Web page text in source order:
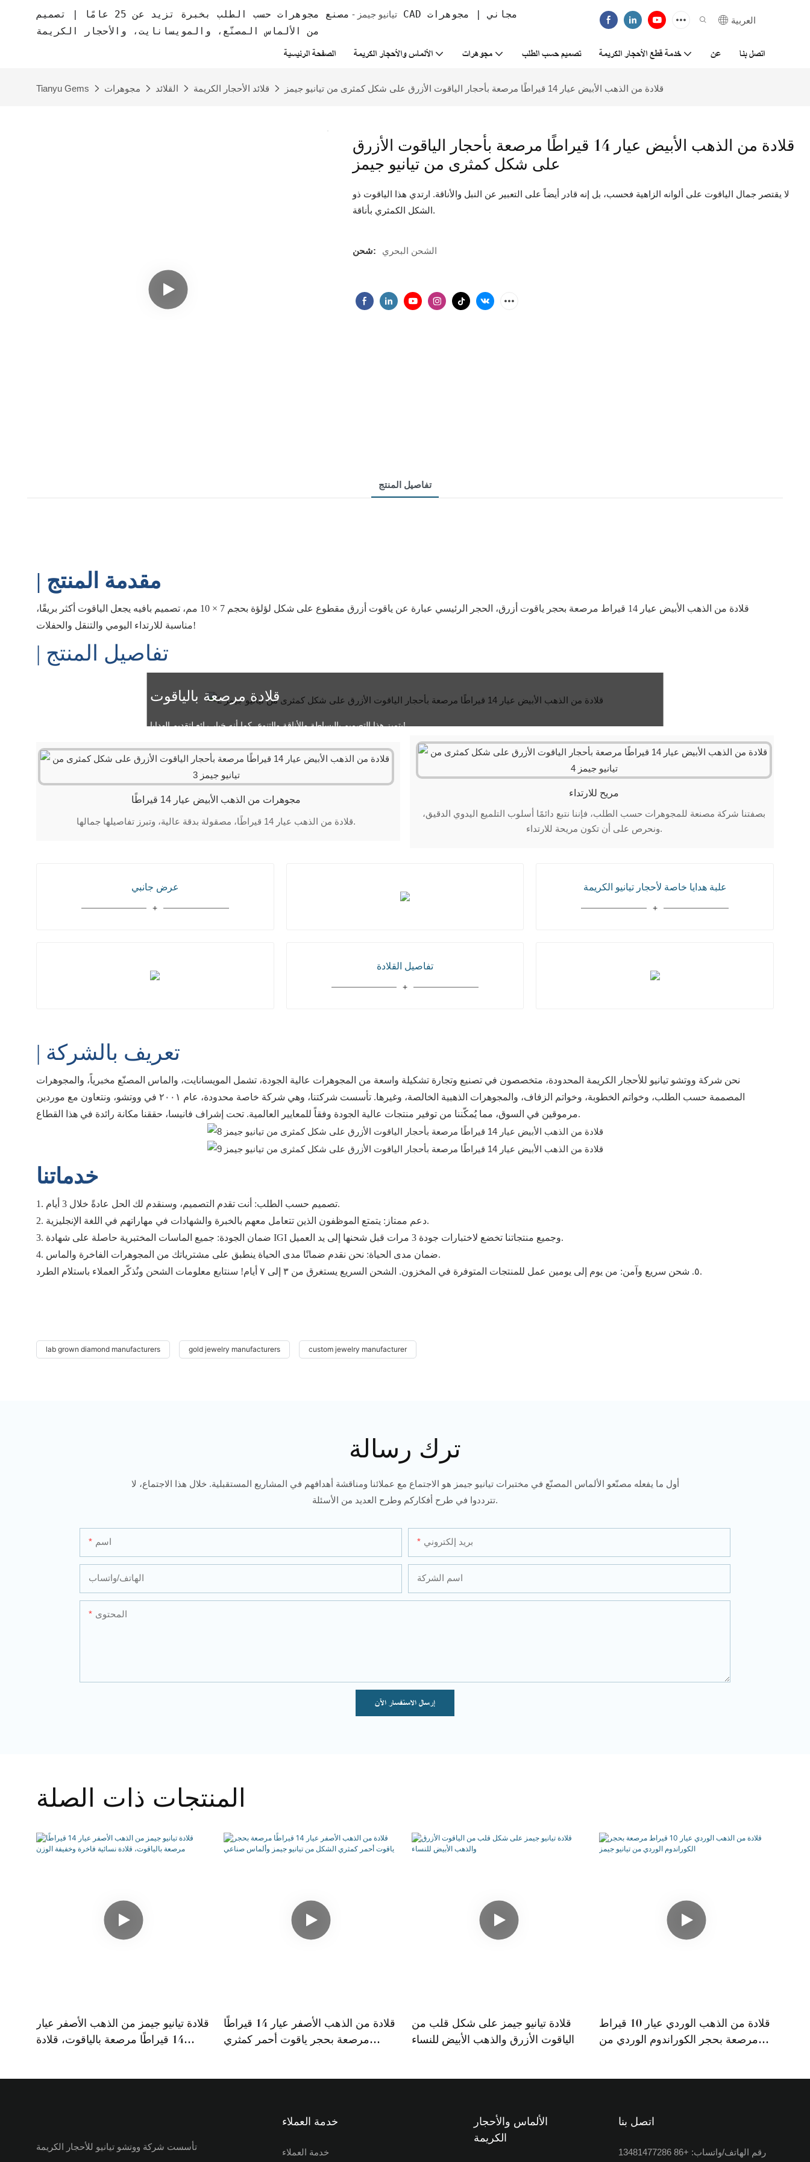
تيانيو جيمز -
مصنع مجوهرات حسب الطلب بخبرة تزيد عن 25 عامًا | تصميم CAD مجاني | مجوهرات
من الألماس المصنّع، والمويسانايت، والأحجار الكريمة
العربية
الصفحة الرئيسية الألماس والأحجار الكريمة مجوهرات تصميم حسب الطلب خدمة قطع الأحجار الكريمة عن اتصل بنا
Tianyu Gems مجوهرات القلائد قلائد الأحجار الكريمة قلادة من الذهب الأبيض عيار 14 قيراطًا مرصعة بأحجار الياقوت الأزرق على شكل كمثرى من تيانيو جيمز
قلادة من الذهب الأبيض عيار 14 قيراطًا مرصعة بأحجار الياقوت الأزرق
على شكل كمثرى من تيانيو جيمز
لا يقتصر جمال الياقوت على ألوانه الزاهية فحسب، بل إنه قادر أيضاً على التعبير عن النبل والأناقة. ارتدي هذا الياقوت ذو
الشكل الكمثري بأناقة.
شحن: الشحن البحري
تفاصيل المنتج
| مقدمة المنتج
قلادة من الذهب الأبيض عيار 14 قيراط مرصعة بحجر ياقوت أزرق، الحجر الرئيسي عبارة عن ياقوت أزرق مقطوع على شكل لؤلؤة بحجم 7 × 10 مم، تصميم بافيه يجعل الياقوت أكثر بريقًا،
مناسبة للارتداء اليومي والتنقل والحفلات!
| تفاصيل المنتج
قلادة مرصعة بالياقوت
يتميز هذا التصميم بالبساطة والأناقة والتنوع، كما أنه خيار رائع لتقديم الهدايا!
مجوهرات من الذهب الأبيض عيار 14 قيراطًا
قلادة من الذهب عيار 14 قيراطًا، مصقولة بدقة عالية، وتبرز تفاصيلها جمالها.
مريح للارتداء
بصفتنا شركة مصنعة للمجوهرات حسب الطلب، فإننا نتبع دائمًا أسلوب التلميع اليدوي الدقيق،
ونحرص على أن تكون مريحة للارتداء.
عرض جانبي علبة هدايا خاصة لأحجار تيانيو الكريمة
تفاصيل القلادة
| تعريف بالشركة
نحن شركة ووتشو تيانيو للأحجار الكريمة المحدودة، متخصصون في تصنيع وتجارة تشكيلة واسعة من المجوهرات عالية الجودة، تشمل المويسانايت، والماس المصنّع مخبرياً، والمجوهرات
المصممة حسب الطلب، وخواتم الخطوبة، وخواتم الزفاف، والمجوهرات الذهبية الخالصة، وغيرها. تأسست شركتنا، وهي شركة خاصة محدودة، عام ٢٠٠١ في ووتشو، ونتعاون مع موردين
مرموقين في السوق، مما يُمكّننا من توفير منتجات عالية الجودة وفقاً للمعايير العالمية. تحت إشراف فانيسا، حققنا مكانة رائدة في هذا القطاع.
خدماتنا
1. تصميم حسب الطلب: أنت تقدم التصميم، وسنقدم لك الحل عادةً خلال 3 أيام.
2. دعم ممتاز: يتمتع الموظفون الذين تتعامل معهم بالخبرة والشهادات في مهاراتهم في اللغة الإنجليزية.
3. ضمان الجودة: جميع الماسات المختبرية حاصلة على شهادة IGI وجميع منتجاتنا تخضع لاختبارات جودة 3 مرات قبل شحنها إلى يد العميل.
4. ضمان مدى الحياة: نحن نقدم ضمانًا مدى الحياة ينطبق على مشترياتك من المجوهرات الفاخرة والماس.
٥. شحن سريع وآمن: من يوم إلى يومين عمل للمنتجات المتوفرة في المخزون. الشحن السريع يستغرق من ٣ إلى ٧ أيام! سنتابع معلومات الشحن ونُذكّر العملاء باستلام الطرد.
lab grown diamond manufacturers gold jewelry manufacturers custom jewelry manufacturer
ترك رسالة
أول ما يفعله مصنّعو الألماس المصنّع في مختبرات تيانيو جيمز هو الاجتماع مع عملائنا ومناقشة أهدافهم في المشاريع المستقبلية. خلال هذا الاجتماع، لا
تترددوا في طرح أفكاركم وطرح العديد من الأسئلة.
اسم بريد إلكتروني
الهاتف/واتساب اسم الشركة
المحتوى
إرسال الاستفسار الآن
المنتجات ذات الصلة
قلادة تيانيو جيمز من الذهب الأصفر عيار
14 قيراطًا مرصعة بالياقوت، قلادة
قلادة من الذهب الأصفر عيار 14 قيراطًا
مرصعة بحجر ياقوت أحمر كمثري
قلادة تيانيو جيمز على شكل قلب من
الياقوت الأزرق والذهب الأبيض للنساء
قلادة من الذهب الوردي عيار 10 قيراط
مرصعة بحجر الكوراندوم الوردي من
تأسست شركة ووتشو تيانيو للأحجار الكريمة
خدمة العملاء
خدمة العملاء
الألماس والأحجار
الكريمة
اتصل بنا
رقم الهاتف/واتساب: +86 13481477286